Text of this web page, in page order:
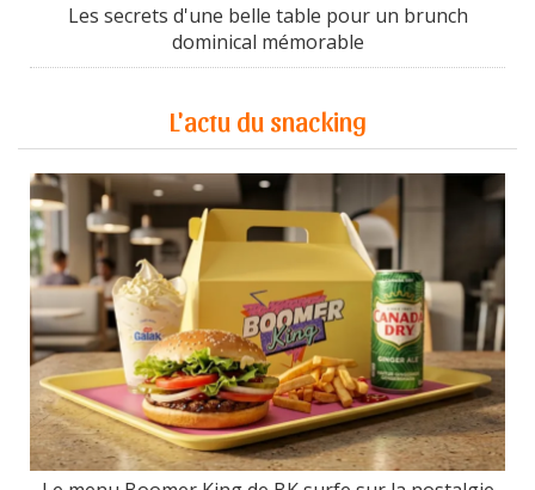
Les secrets d'une belle table pour un brunch
dominical mémorable
L'actu du snacking